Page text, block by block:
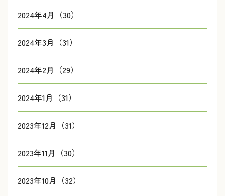
2024年4月（30）
2024年3月（31）
2024年2月（29）
2024年1月（31）
2023年12月（31）
2023年11月（30）
2023年10月（32）